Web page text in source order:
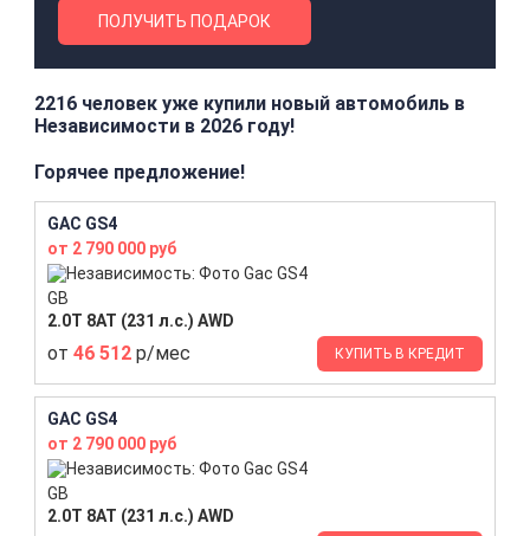
ПОЛУЧИТЬ ПОДАРОК
2216 человек уже купили новый автомобиль в
Независимости в 2026 году!
Горячее предложение!
GAC GS4
от 2 790 000 руб
GB
2.0T 8AT (231 л.с.) AWD
от 46 512 р/мес КУПИТЬ В КРЕДИТ
GAC GS4
от 2 790 000 руб
GB
2.0T 8AT (231 л.с.) AWD